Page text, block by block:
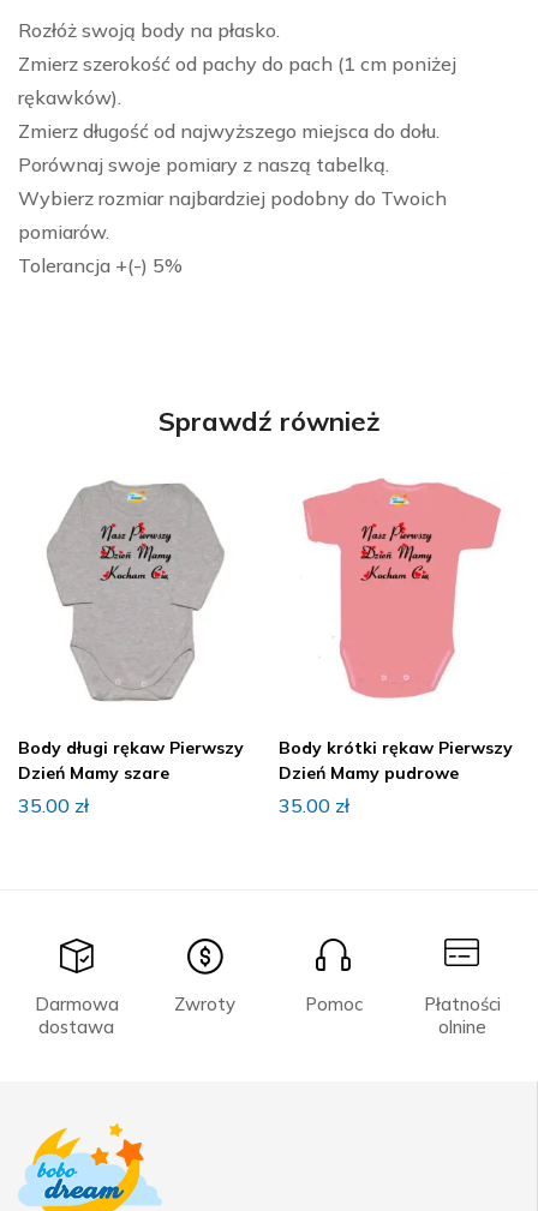
Rozłóż swoją body na płasko.
Zmierz szerokość od pachy do pach (1 cm poniżej
rękawków).
Zmierz długość od najwyższego miejsca do dołu.
Porównaj swoje pomiary z naszą tabelką.
Wybierz rozmiar najbardziej podobny do Twoich
pomiarów.
Tolerancja +(-) 5%
Sprawdź również
Body długi rękaw Pierwszy
Dzień Mamy szare
35.00 zł
Body krótki rękaw Pierwszy
Dzień Mamy pudrowe
35.00 zł
Darmowa
dostawa
Zwroty Pomoc
Płatności
olnine